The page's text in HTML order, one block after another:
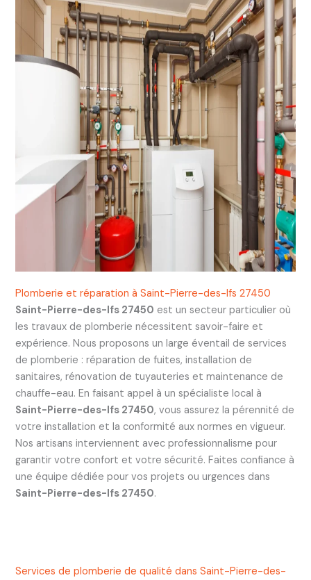
Plomberie et réparation à Saint-Pierre-des-Ifs 27450
Saint-Pierre-des-Ifs 27450 est un secteur particulier où
les travaux de plomberie nécessitent savoir-faire et
expérience. Nous proposons un large éventail de services
de plomberie : réparation de fuites, installation de
sanitaires, rénovation de tuyauteries et maintenance de
chauffe-eau. En faisant appel à un spécialiste local à
Saint-Pierre-des-Ifs 27450, vous assurez la pérennité de
votre installation et la conformité aux normes en vigueur.
Nos artisans interviennent avec professionnalisme pour
garantir votre confort et votre sécurité. Faites confiance à
une équipe dédiée pour vos projets ou urgences dans
Saint-Pierre-des-Ifs 27450.
Services de plomberie de qualité dans Saint-Pierre-des-